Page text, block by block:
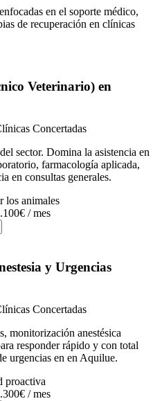
en el soporte médico,
de recuperación en clínicas
Veterinario) en
Concertadas
sector. Domina la asistencia en
farmacología aplicada,
en consultas generales.
los animales
/ mes
y Urgencias
Concertadas
monitorización anestésica
responder rápido y con total
urgencias en en Aquilue.
proactiva
/ mes